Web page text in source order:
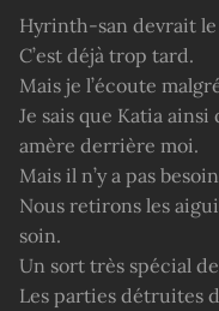
Hyrinth-san devrait
C’est déjà trop tard.
Mais je l’écoute
Je sais que Katia
amère derrière moi.
Mais il n’y a pas
Nous retirons les
soin.
Un sort très spécial
Les parties détruites